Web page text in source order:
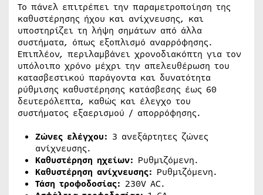
Το πάνελ επιτρέπει την παραμετροποίηση της
καθυστέρησης ήχου και ανίχνευσης, και
υποστηρίζει τη λήψη σημάτων από άλλα
συστήματα, όπως εξοπλισμό αναρρόφησης.
Επιπλέον, περιλαμβάνει χρονοδιακόπτη για τον
υπόλοιπο χρόνο μέχρι την απελευθέρωση του
κατασβεστικού παράγοντα και δυνατότητα
ρύθμισης καθυστέρησης κατάσβεσης έως 60
δευτερόλεπτα, καθώς και έλεγχο του
συστήματος εξαερισμού / απορρόφησης.
Ζώνες ελέγχου: 3 ανεξάρτητες ζώνες
ανίχνευσης.
Καθυστέρηση ηχείων: Ρυθμιζόμενη.
Καθυστέρηση ανίχνευσης: Ρυθμιζόμενη.
Τάση τροφοδοσίας: 230V AC.